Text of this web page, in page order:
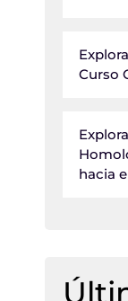
Curso
hacia